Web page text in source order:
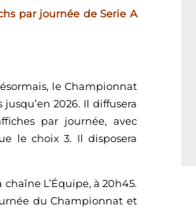
par journée de Serie A
le Championnat
2026. Il diffusera
par journée, avec
le choix 3. Il disposera
L’Équipe, à 20h45.
du Championnat et